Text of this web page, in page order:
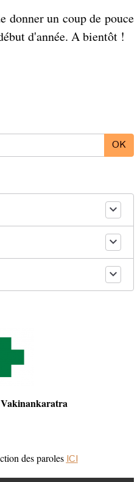
donner un coup de pouce
d'année. A bientôt !
OK
des parolesICI